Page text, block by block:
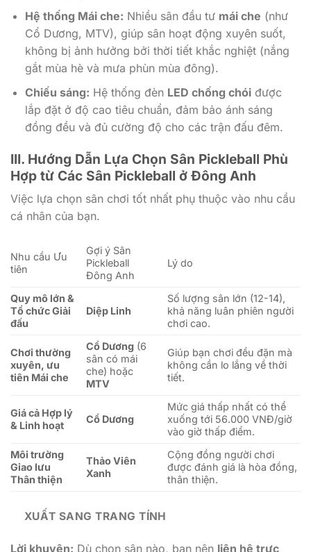
Hệ thống Mái che: Nhiều sân đầu tư mái che (như
Cổ Dương, MTV), giúp sân hoạt động xuyên suốt,
không bị ảnh hưởng bởi thời tiết khắc nghiệt (nắng
gắt mùa hè và mưa phùn mùa đông).
Chiếu sáng: Hệ thống đèn LED chống chóiđược
lắp đặt ở độ cao tiêu chuẩn, đảm bảo ánh sáng
đồng đều và đủ cường độ cho các trận đấu đêm.
III. Hướng Dẫn Lựa Chọn Sân Pickleball Phù
Hợp từ Các Sân Pickleball ở Đông Anh
Việc lựa chọn sân chơi tốt nhất phụ thuộc vào nhu cầu
cá nhân của bạn.
Nhu cầu Ưu
tiên
Gợi ý Sân
Pickleball
Đông Anh
Lý do
Quy mô lớn &
Tổ chức Giải
đấu
Diệp Linh
Số lượng sân lớn (12-14),
khả năng luân phiên người
chơi cao.
Chơi thường
xuyên, ưu
tiên Mái che
Cổ Dương (6
sân có mái
che) hoặc
MTV
Giúp bạn chơi đều đặn mà
không cần lo lắng về thời
tiết.
Giá cả Hợp lý
& Linh hoạt
Cổ Dương
Mức giá thấp nhất có thể
xuống tới 56.000 VNĐ/giờ
vào giờ thấp điểm.
Môi trường
Giao lưu
Thân thiện
Thảo Viên
Xanh
Cộng đồng người chơi
được đánh giá là hòa đồng,
thân thiện.
XUẤT SANG TRANG TÍNH
Lời khuyên: Dù chọn sân nào, bạn nên liên hệ trực